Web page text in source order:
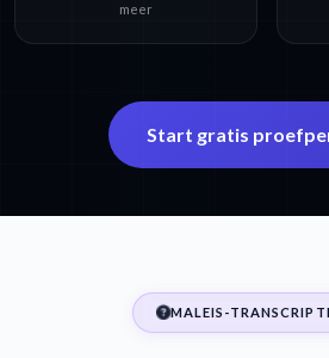
meer
Start gratis
MALEIS-